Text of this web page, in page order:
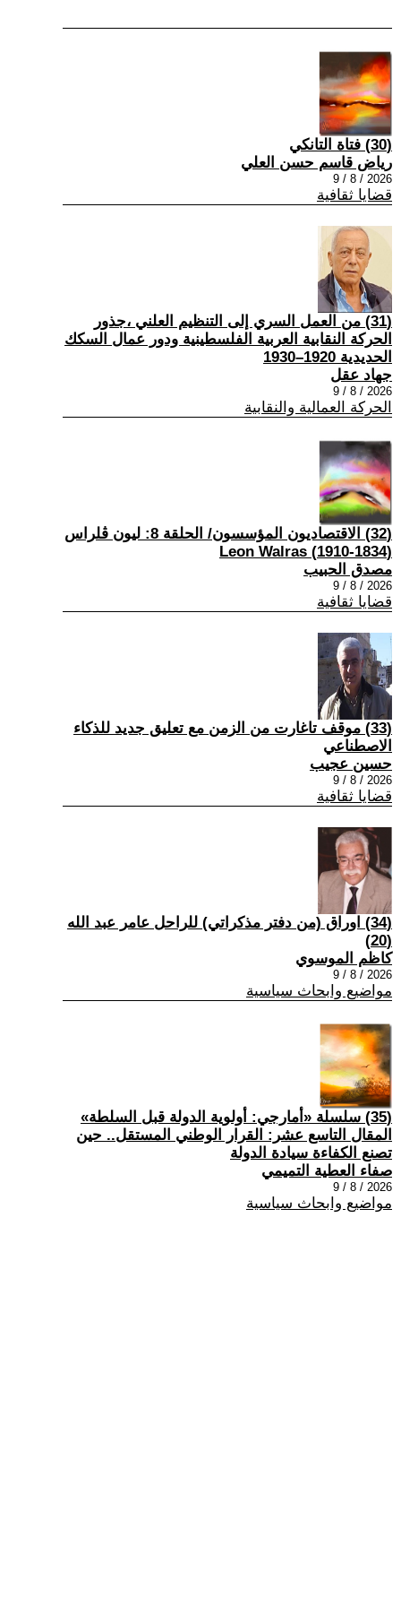
(30) فتاة التانكي
رياض قاسم حسن العلي
2026 / 8 / 9
قضايا ثقافية
(31) من العمل السري إلى التنظيم العلني ،جذور
الحركة النقابية العربية الفلسطينية ودور عمال السكك
الحديدية 1920–1930
جهاد عقل
2026 / 8 / 9
الحركة العمالية والنقابية
(32) الاقتصاديون المؤسسون/ الحلقة 8: ليون ڤلراس
(1834-1910) Leon Walras
مصدق الحبيب
2026 / 8 / 9
قضايا ثقافية
(33) موقف تاغارت من الزمن مع تعليق جديد للذكاء
الاصطناعي
حسين عجيب
2026 / 8 / 9
قضايا ثقافية
(34) اوراق (من دفتر مذكراتي) للراحل عامر عبد الله
(20)
كاظم الموسوي
2026 / 8 / 9
مواضيع وابحاث سياسية
(35) سلسلة «أمارجي: أولوية الدولة قبل السلطة»
المقال التاسع عشر: القرار الوطني المستقل.. حين
تصنع الكفاءة سيادة الدولة
صفاء العطية التميمي
2026 / 8 / 9
مواضيع وابحاث سياسية